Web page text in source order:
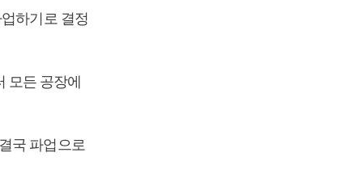
하기로 결정
모든 공장에
국 파업으로